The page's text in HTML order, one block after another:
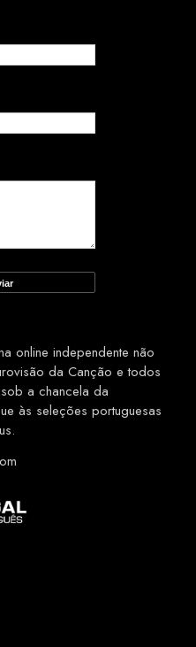
online independente não
da Canção e todos
a chancela da
às seleções portuguesas